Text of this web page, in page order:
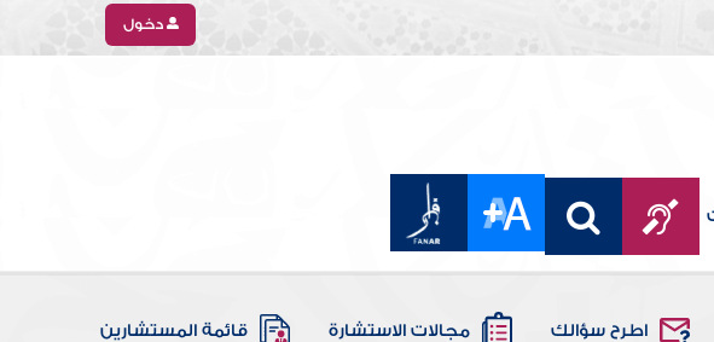
دخول
اطرح سؤالك مجالات الاستشارة قائمة المستشارين